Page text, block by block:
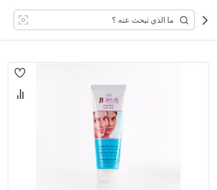
المحتوى
انتقل